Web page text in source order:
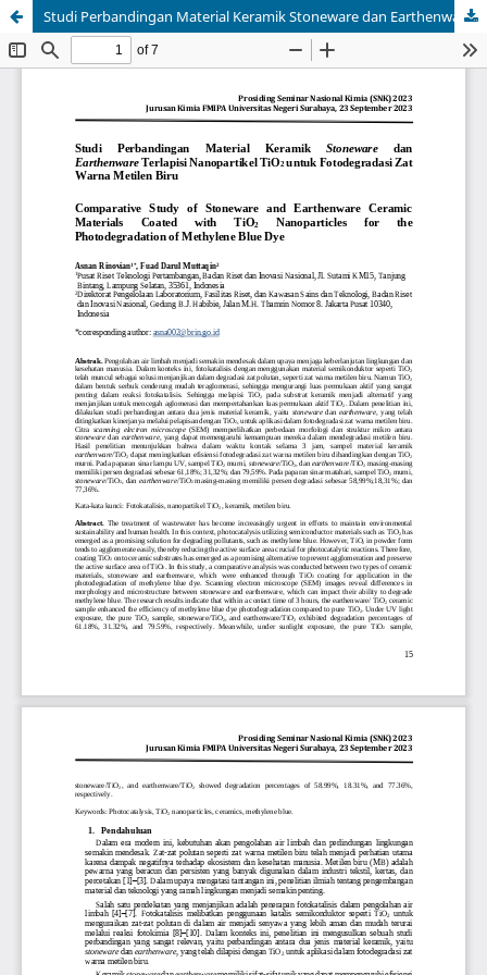
Studi Perbandingan Material Keramik Stoneware dan Earthenware Terlapisi Nanopartikel TiO2 untuk Fotodegradasi Zat Warna Metilen Biru